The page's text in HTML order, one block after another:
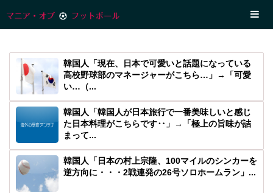
韓国人「現在、日本で可愛いと話題になっている
高校野球部のマネージャーがこちら…」→「可愛
い…（...
韓国人「韓国人が日本旅行で一番美味しいと感じ
た日本料理がこちらです‥」→「極上の旨味が詰
まって...
韓国人「日本の村上宗隆、100マイルのシンカーを
逆方向に・・・2戦連発の26号ソロホームラン」...